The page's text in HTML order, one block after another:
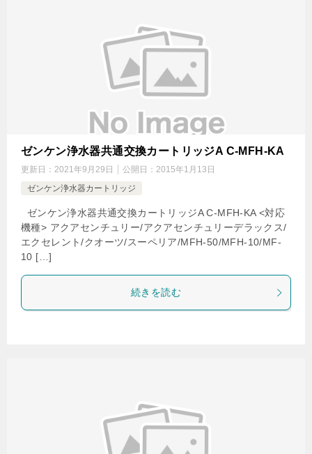
ゼンケン浄水器共通交換カートリッジA C-MFH-KA
更新日： 2021年9月29日 公開日： 2015年1月13日
ゼンケン浄水器カートリッジ
ゼンケン浄水器共通交換カートリッジA C-MFH-KA <対応
機種> アクアセンチュリー/アクアセンチュリーデラックス/
エクセレント/クオーツ/スーペリア/MFH-50/MFH-10/MF-
10 […]
続きを読む